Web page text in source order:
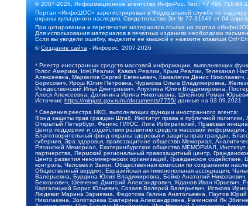
© 2007-2026, Информационное агентство ИнфоРос. Тел.: +7 495 718-84-
Портал «ИнфоШОС» зарегистрирован в Федеральной службе по надзору
охраны культурного наследия. Свидетельство Эл № 77-31649 от 04
При цитировании и перепечатке материалов ссылка на портал
Для использования материалов в печатных изданиях необходимо
Если вы увидели ошибку, выделите ее мышкой и нажмите клавиши
©Создание сайта - Инфорос, 2007-2026
* Реестр иностранных средств массовой информации, выполняющих
Голос Америки, Idel.Реалии, Кавказ.Реалии, Крым.Реалии, Телеканал
Алексеевна, Маркелов Сергей Евгеньевич, Камалягин Денис
Борисович, Ярош Юлия Петровна, Чуракова Ольга Владимировна,
Рождественский Илья Дмитриевич, Апухтина Юлия Владимировна,
Алеся Алексеевна, Долинина Ирина Николаевна, Шлейнов Роман
Источник: https://minjust.gov.ru/ru/documents/7755/ данные на 03.09.2021
* Сведения реестра НКО, выполняющих функции иностранного агента:
Фонд защиты прав граждан Штаб, Институт права и публичной
Открытый Петербург, Феникс ПЛЮС, Лига Избирателей, Правовая
Центр поддержки и содействия развитию средств массовой
Благотворительный фонд охраны здоровья и защиты прав граждан,
губерния, Эра здоровья, правозащитное общество Мемориал,
Рязанский Мемориал, Екатеринбургское общество МЕМОРИАЛ, Институт
партнерства, Пермский региональный правозащитный центр,
Центр развития некоммерческих организаций, Гражданское
контроль, Человек и Закон, Общественная комиссия по сохранению
Общественный вердикт, Евразийская антимонопольная ассоциация,
Валерьевна, Бурдина Юлия Владимировна, Бойко Анатолий Николаевич,
Бекханович, Шевченко Дмитрий Александрович, Жданов Иван Юрьевич,
Каргалицкий Борис Юльевич, Созаев Валерий Валерьевич, Исакова
Людевиг Марина Зариевна, Федотова Галина Анатольевна, Паутов
Николаевна, Золотарева Екатерина Александровна, Рачинский Ян